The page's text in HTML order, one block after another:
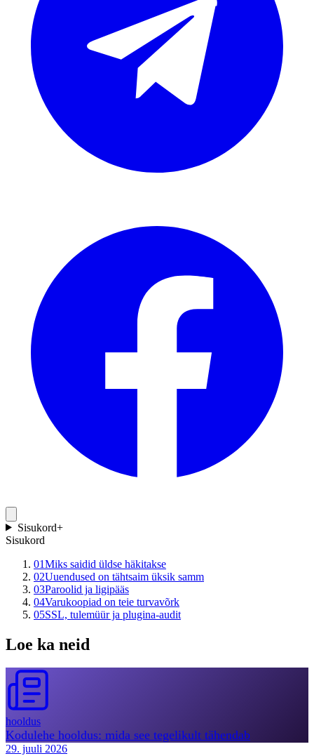
Sisukord+
Sisukord
01Miks saidid üldse häkitakse
02Uuendused on tähtsaim üksik samm
03Paroolid ja ligipääs
04Varukoopiad on teie turvavõrk
05SSL, tulemüür ja plugina-audit
Loe ka neid
hooldus
Kodulehe hooldus: mida see tegelikult tähendab
29. juuli 2026